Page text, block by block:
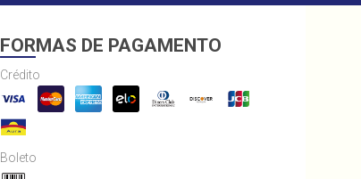
FORMAS DE PAGAMENTO
Crédito
Boleto